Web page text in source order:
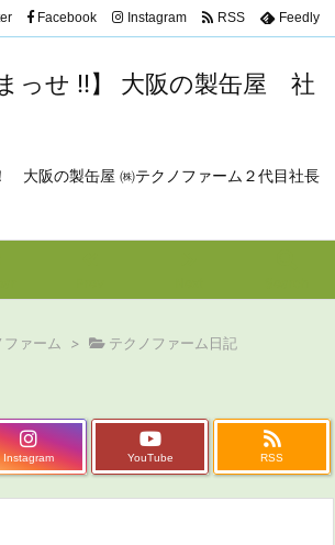
まっせ !!】 大阪の製缶屋 社
大阪の製缶屋 ㈱テクノファーム２代目社長
Facebook Instagram RSS Feedly
ファーム > テクノファーム日記
Instagram YouTube RSS